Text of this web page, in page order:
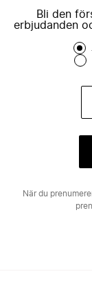
Bli den
erbjudanden
När du